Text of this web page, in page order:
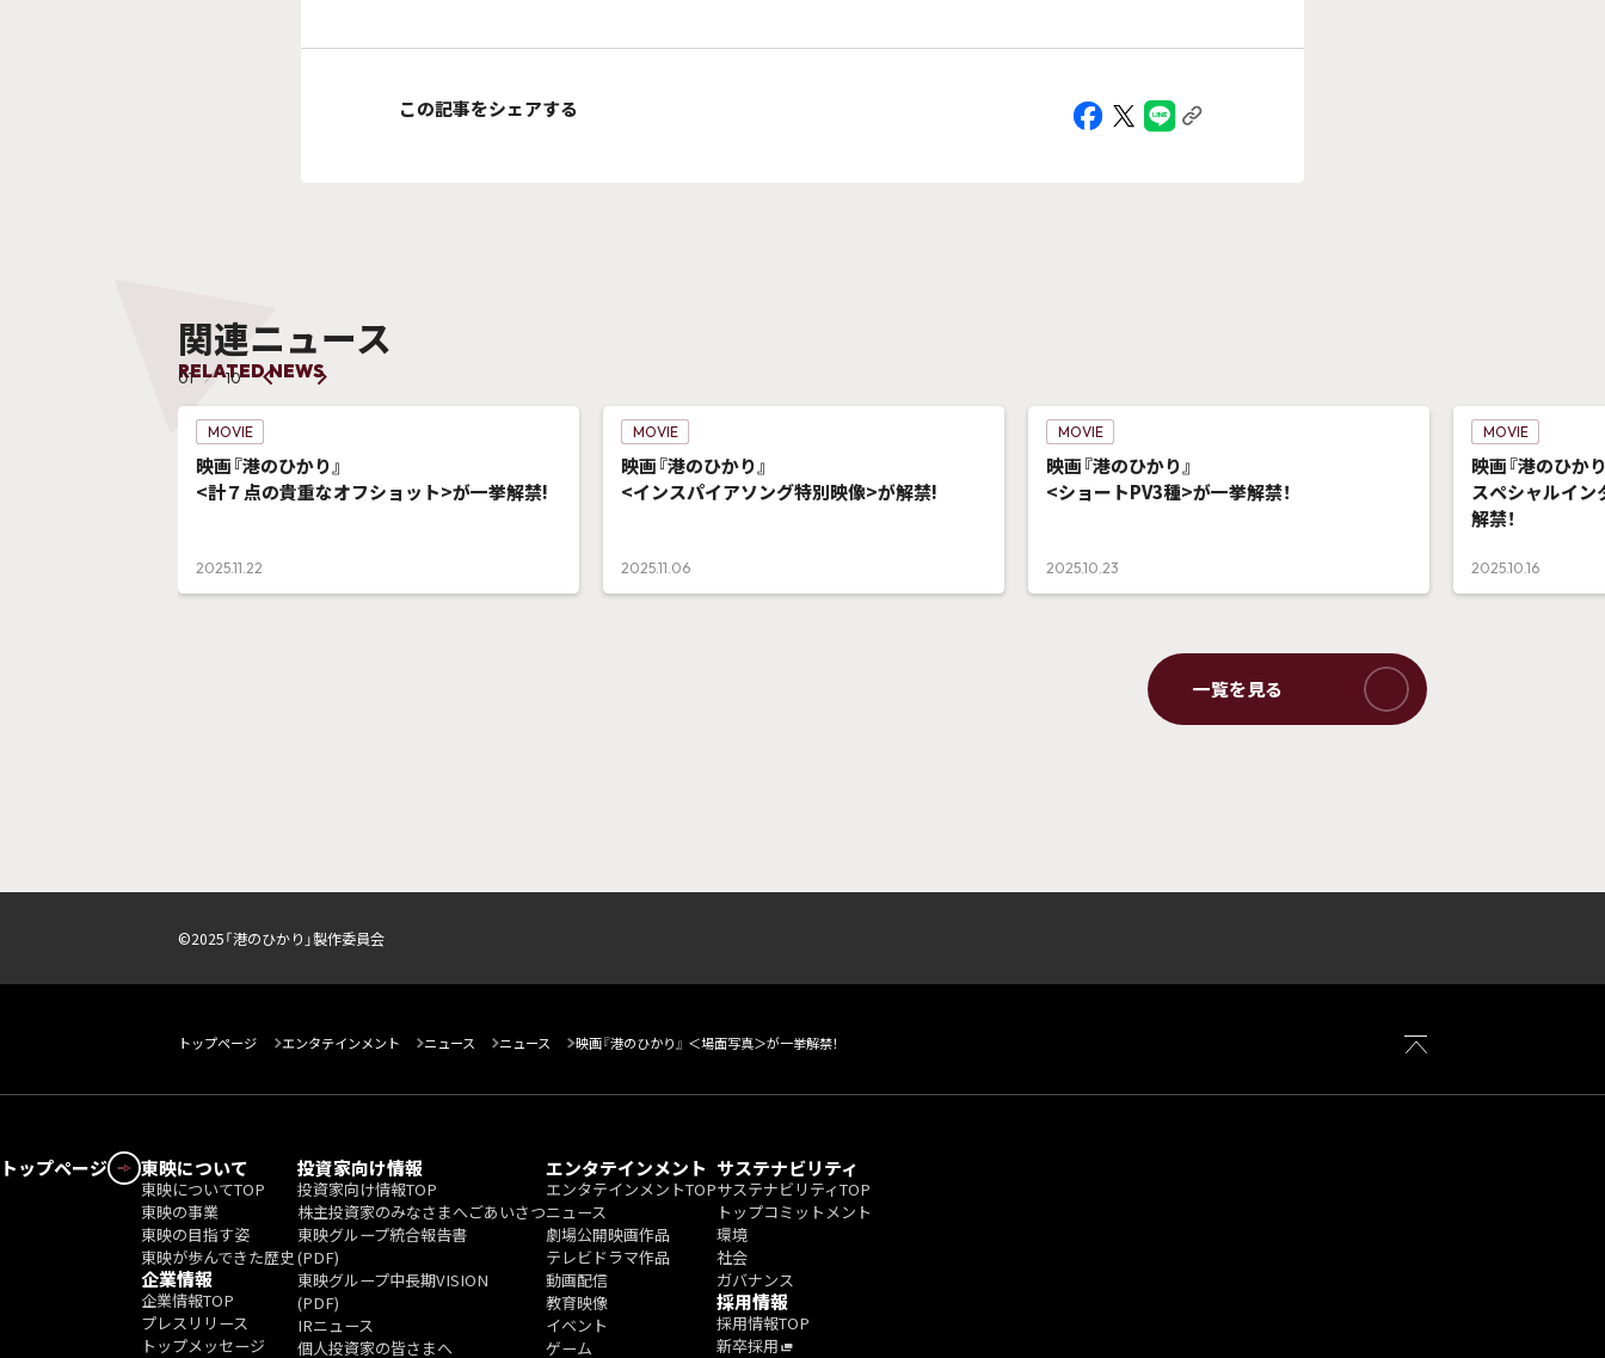
この記事をシェアする
関連ニュース
RELATED NEWS
MOVIE
映画『港のひかり』
<計７点の貴重なオフショット>が一挙解禁!
2025.11.22
MOVIE
映画『港のひかり』
<インスパイアソング特別映像>が解禁!
2025.11.06
MOVIE
映画『港のひかり』
<ショートPV3種>が一挙解禁！
2025.10.23
MOVIE
映画『港のひか
スペシャルイ
解禁！
2025.10.16
01 10
©2025「港のひかり」製作委員会
トップページ エンタテインメント ニュース ニュース 映画『港のひかり』 ＜場面写真＞が一挙解禁！
東映について
東映についてTOP
東映の事業
東映の目指す姿
東映が歩んできた歴史
企業情報
企業情報TOP
プレスリリース
トップメッセージ
投資家向け情報
投資家向け情報TOP
株主投資家のみなさまへごあいさつ
東映グループ統合報告書
(PDF)
東映グループ中長期VISION
(PDF)
IRニュース
個人投資家の皆さまへ
エンタテインメント
エンタテインメントTOP
ニュース
劇場公開映画作品
テレビドラマ作品
動画配信
教育映像
イベント
ゲーム
サステナビリティ
サステナビリティTOP
トップコミットメント
環境
社会
ガバナンス
採用情報
採用情報TOP
新卒採用